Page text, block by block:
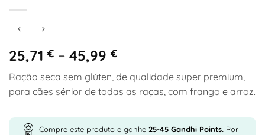
25,71 € – 45,99 €Price
range:
25,71 €
through
Ração seca sem glúten, de qualidade super premium,
para cães sénior de todas as raças, com frango e arroz.
Compre este produto e ganhe 25-45 Gandhi Points. Por